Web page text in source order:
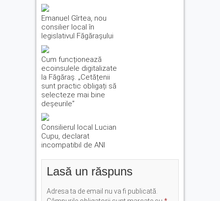
Emanuel Gîrtea, nou
consilier local în
legislativul Făgărașului
Cum funcționează
ecoinsulele digitalizate
la Făgăraș. „Cetățenii
sunt practic obligați să
selecteze mai bine
deșeurile”
Consilierul local Lucian
Cupu, declarat
incompatibil de ANI
Lasă un răspuns
Adresa ta de email nu va fi publicată.